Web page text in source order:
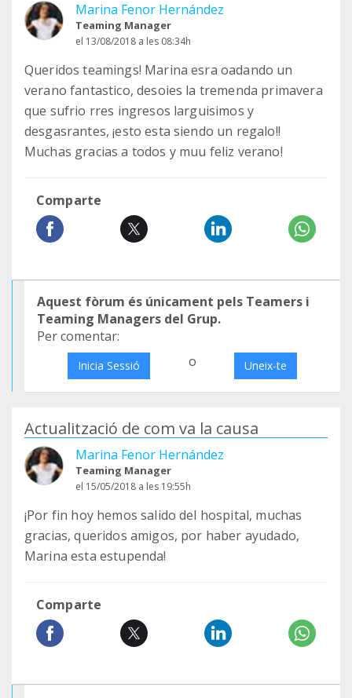
Marina Fenor Hernández
Teaming Manager
el 13/08/2018 a les 08:34h
Queridos teamings! Marina esra oadando un
verano fantastico, desoies la tremenda primavera
que sufrio rres ingresos larguisimos y
desgasrantes, ¡esto esta siendo un regalo!!
Muchas gracias a todos y muu feliz verano!
Comparte
Aquest fòrum és únicament pels Teamers i
Teaming Managers del Grup.
Per comentar:
Inicia Sessió o Uneix-te
Actualització de com va la causa
Marina Fenor Hernández
Teaming Manager
el 15/05/2018 a les 19:55h
¡Por fin hoy hemos salido del hospital, muchas
gracias, queridos amigos, por haber ayudado,
Marina esta estupenda!
Comparte